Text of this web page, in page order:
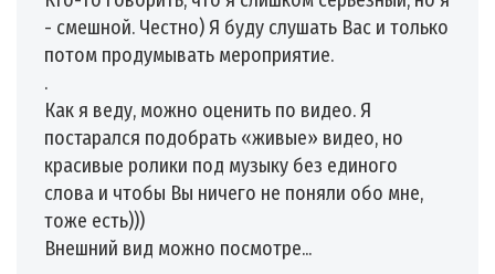
- смешной. Честно) Я буду слушать Вас и только
потом продумывать мероприятие.
.
Как я веду, можно оценить по видео. Я
постарался подобрать «живые» видео, но
красивые ролики под музыку без единого
слова и чтобы Вы ничего не поняли обо мне,
тоже есть)))
Внешний вид можно посмотре...